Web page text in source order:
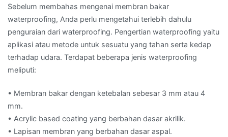
Sebelum membahas mengenai membran bakar
waterproofing, Anda perlu mengetahui terlebih dahulu
penguraian dari waterproofing. Pengertian waterproofing yaitu
aplikasi atau metode untuk sesuatu yang tahan serta kedap
terhadap udara. Terdapat beberapa jenis waterproofing
meliputi:
• Membran bakar dengan ketebalan sebesar 3 mm atau 4
mm.
• Acrylic based coating yang berbahan dasar akrilik.
• Lapisan membran yang berbahan dasar aspal.